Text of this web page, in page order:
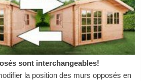
sont interchangeables!
la position des murs opposés en